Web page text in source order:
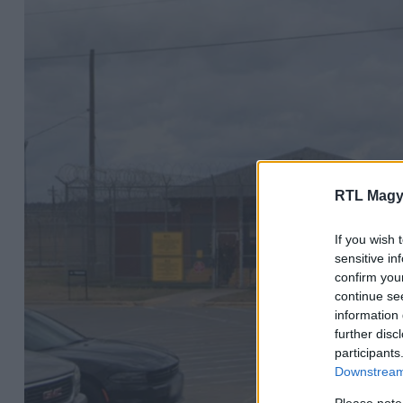
RTL
If you wish
sensitive
confirm
continue
information
further